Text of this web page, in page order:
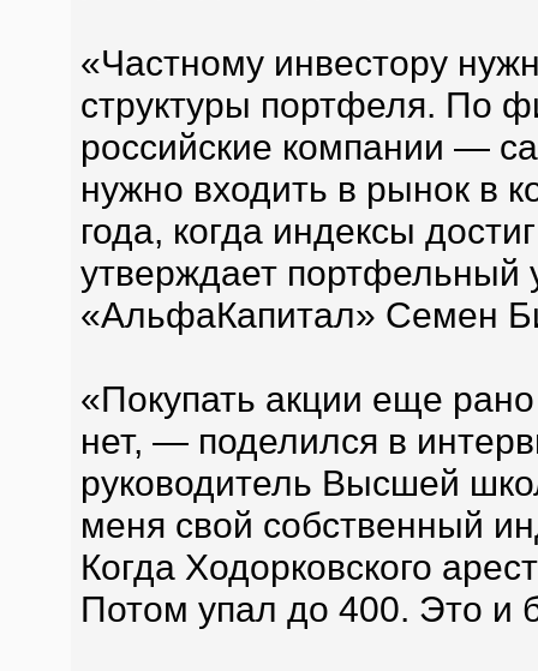
«Частному инвестору
структуры портфеля. По
российские компании —
нужно входить в рынок в
года, когда индексы
утверждает
«АльфаКапитал» Семен
«Покупать акции еще
нет, — поделился в
руководитель Высшей
меня свой собственный
Когда Ходорковского
Потом упал до 400. Это и